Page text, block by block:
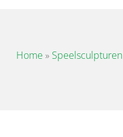
Home » Speelsculpturen